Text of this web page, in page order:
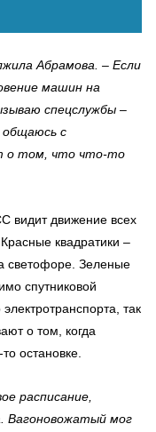
Абрамова. – Если
машин на
спецслужбы –
общаюсь с
о том, что что-то
видит движение всех
квадратики –
светофоре. Зеленые
спутниковой
так
о том, когда
остановке.
расписание,
Вагоновожатый мог